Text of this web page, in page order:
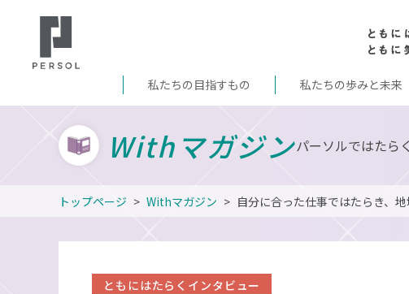
私たちの目指すもの 私たちの歩みと未来
Withマガジンパーソルではたら
トップページ Withマガジン 自分に合った仕事ではたらき、
ともにはたらくインタビュー